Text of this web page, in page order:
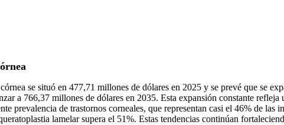
se situó en 477,71 millones de dólares en 2025 y se prevé que se
a 766,37 millones de dólares en 2035. Esta expansión constante
prevalencia de trastornos corneales, que representan casi el 46% de
lamelar supera el 51%. Estas tendencias continúan